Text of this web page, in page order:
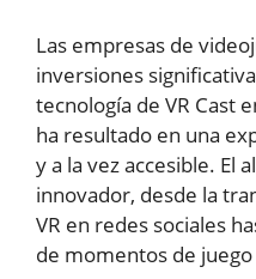
Las empresas de
inversiones
tecnología de VR Cast
ha resultado en una
y a la vez accesible. El
innovador, desde la
VR en redes sociales
de momentos de